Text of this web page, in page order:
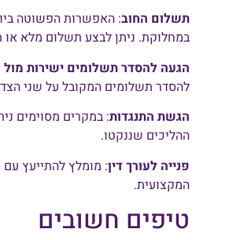
תשלום החוב: האפשרות הפשוטה
במחלוקת. ניתן לבצע תשלום מלא
הגעה להסדר תשלומים ישירות מול
להסדר תשלומים המקובל על שני
הגשת התנגדות: במקרים מסוימים
ההליכים שננקטו.
פנייה לעורך דין: מומלץ להתייעץ עם
המקצועית.
טיפים חשובים